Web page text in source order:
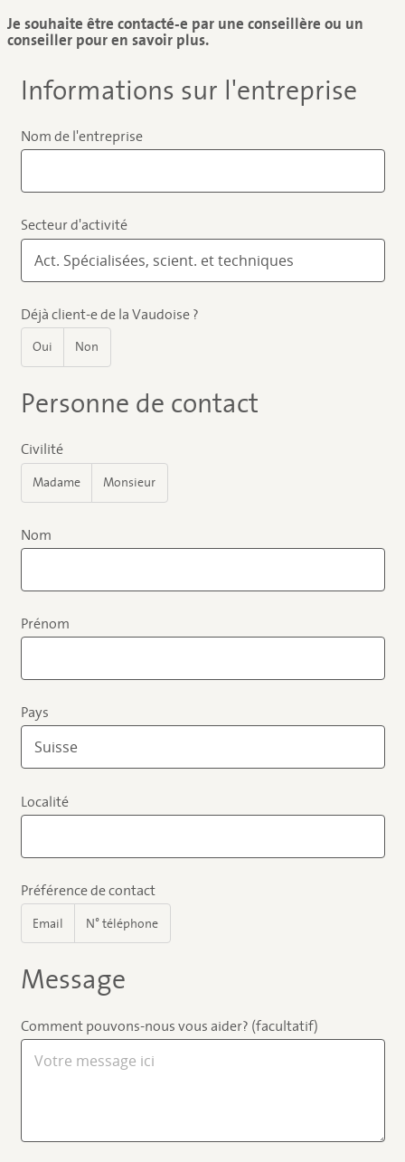
Je souhaite être contacté-e par une conseillère ou un
conseiller pour en savoir plus.
Informations sur l'entreprise
Nom de l'entreprise
Secteur d'activité
Déjà client-e de la Vaudoise ?
Oui Non
Personne de contact
Civilité
Madame Monsieur
Nom
Prénom
Pays
Localité
Préférence de contact
Email N° téléphone
Message
Comment pouvons-nous vous aider? (facultatif)